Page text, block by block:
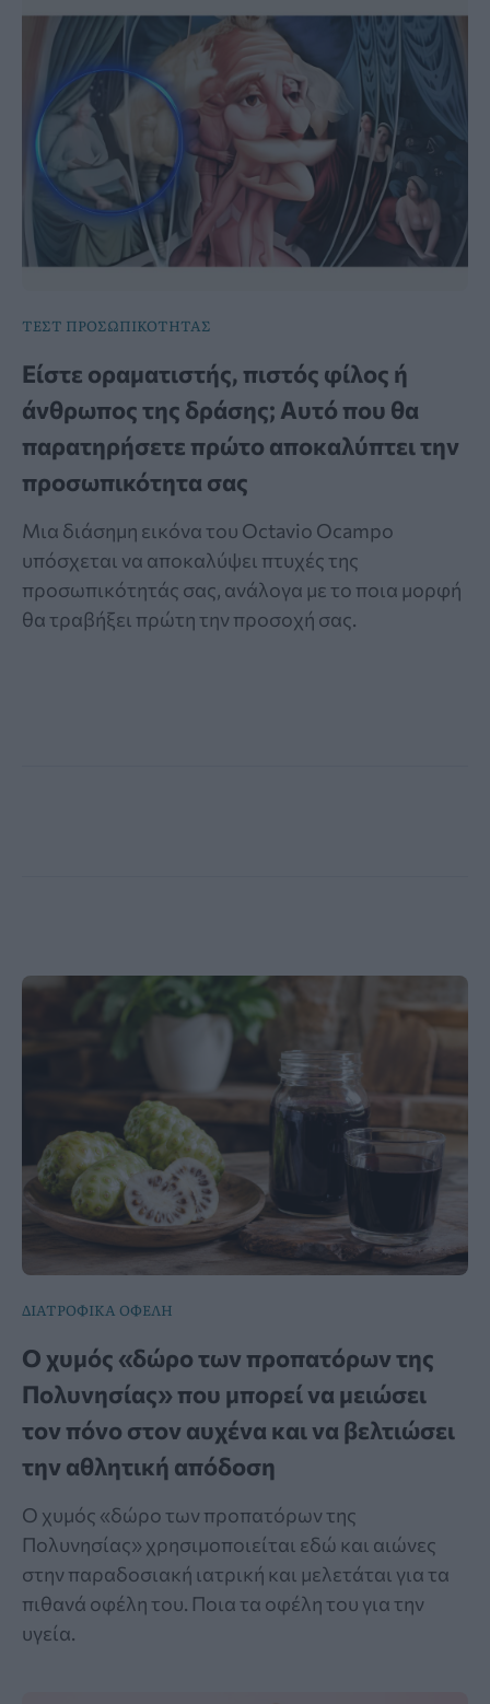
ΤΕΣΤ ΠΡΟΣΩΠΙΚΟΤΗΤΑΣ
Είστε οραματιστής, πιστός φίλος ή
άνθρωπος της δράσης; Αυτό που θα
παρατηρήσετε πρώτο αποκαλύπτει την
προσωπικότητα σας
Μια διάσημη εικόνα του Octavio Ocampo
υπόσχεται να αποκαλύψει πτυχές της
προσωπικότητάς σας, ανάλογα με το ποια μορφή
θα τραβήξει πρώτη την προσοχή σας.
ΔΙΑΤΡΟΦΙΚΑ ΟΦΕΛΗ
Ο χυμός «δώρο των προπατόρων της
Πολυνησίας» που μπορεί να μειώσει
τον πόνο στον αυχένα και να βελτιώσει
την αθλητική απόδοση
Ο χυμός «δώρο των προπατόρων της
Πολυνησίας» χρησιμοποιείται εδώ και αιώνες
στην παραδοσιακή ιατρική και μελετάται για τα
πιθανά οφέλη του. Ποια τα οφέλη του για την
υγεία.